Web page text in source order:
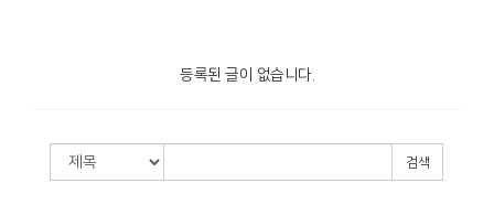
등록된 글이 없습니다.
검색